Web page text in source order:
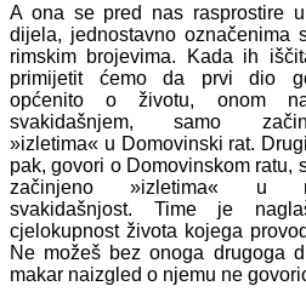
A ona se pred nas rasprostire
dijela, jednostavno označenima
rimskim brojevima. Kada ih
primijetit ćemo da prvi dio
općenito o životu, onom
svakidašnjem, samo
»izletima« u Domovinski rat.
pak, govori o Domovinskom ratu,
začinjeno »izletima« u
svakidašnjost. Time je
cjelokupnost života kojega
Ne možeš bez onoga drugoga
makar naizgled o njemu ne